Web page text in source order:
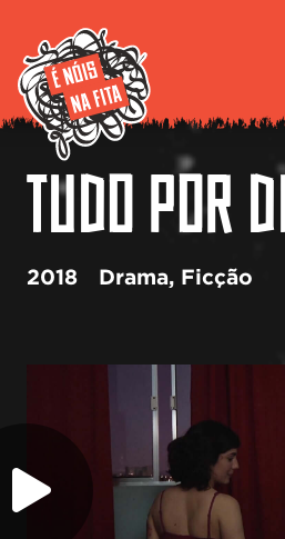
TUDO POR
2018 Drama, Ficção